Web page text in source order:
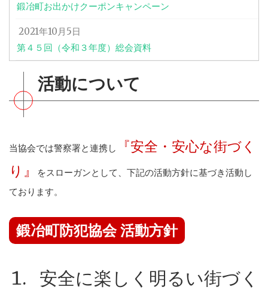
鍛冶町お出かけクーポンキャンペーン
2021年10月5日
第４５回（令和３年度）総会資料
活動について
当協会では警察署と連携し
『安全・安心な街づく
り』
をスローガンとして、下記の活動方針に基づき活動し
ております。
鍛冶町防犯協会 活動方針
安全に楽しく明るい街づく